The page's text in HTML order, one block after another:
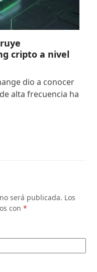
cripto a nivel
dio a conocer
alta frecuencia ha
será publicada. Los
con*